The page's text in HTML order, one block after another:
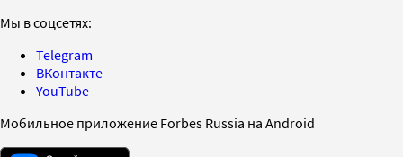
Мы в соцсетях:
Telegram
ВКонтакте
YouTube
Мобильное приложение Forbes Russia на Android